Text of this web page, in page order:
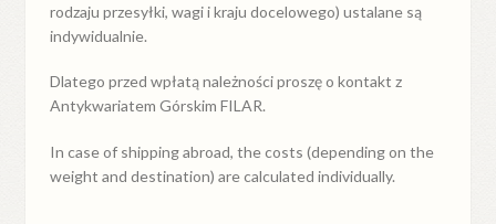
rodzaju przesyłki, wagi i kraju docelowego) ustalane są
indywidualnie.
Dlatego przed wpłatą należności proszę o kontakt z
Antykwariatem Górskim FILAR.
In case of shipping abroad, the costs (depending on the
weight and destination) are calculated individually.